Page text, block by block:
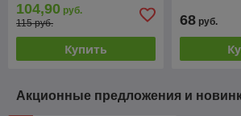
104,90 руб.
115 руб.
Купить
68руб.
Акционные предложения и